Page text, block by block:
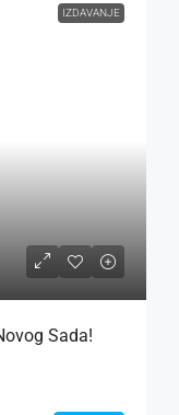
IZDAVANJE
Sada!